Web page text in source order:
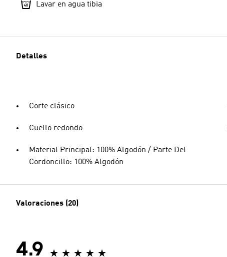
Lavar en agua tibia
Detalles
Corte clásico
Cuello redondo
Material Principal: 100% Algodón / Parte Del
Cordoncillo: 100% Algodón
Valoraciones (20)
4.9